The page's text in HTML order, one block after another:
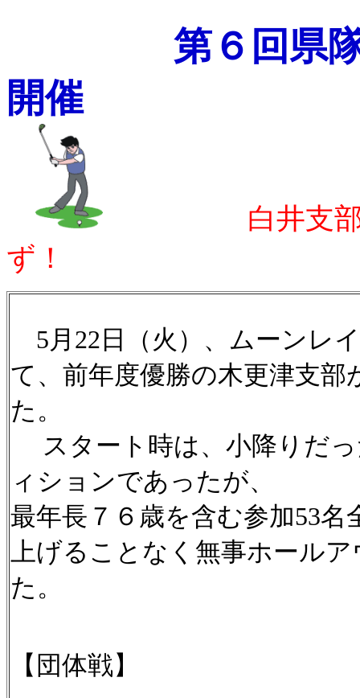
第６回県
開催
白井支部優勝
ず！
5月22日（火）、ムーンレ
て、前年度優勝の木更津支
た。
スタート時は、小降りだ
ィションであったが、
最年長７６歳を含む参加53
上げることなく無事ホール
た
【団体戦】